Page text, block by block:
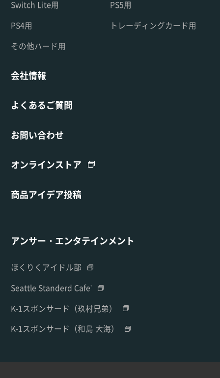
Switch Lite用
PS5用
PS4用
トレーディングカード用
その他ハード用
会社情報
よくあるご質問
お問い合わせ
オンラインストア
商品アイデア投稿
アンサー・エンタテインメント
ほくりくアイドル部
Seattle Standerd Cafe'
K-1スポンサード（玖村兄弟）
K-1スポンサード（和島 大海）